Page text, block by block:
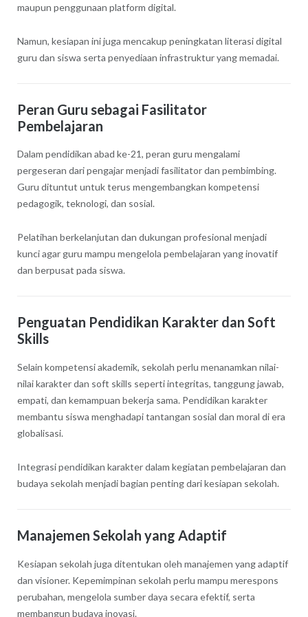
maupun penggunaan platform digital.
Namun, kesiapan ini juga mencakup peningkatan literasi digital
guru dan siswa serta penyediaan infrastruktur yang memadai.
Peran Guru sebagai Fasilitator
Pembelajaran
Dalam pendidikan abad ke-21, peran guru mengalami
pergeseran dari pengajar menjadi fasilitator dan pembimbing.
Guru dituntut untuk terus mengembangkan kompetensi
pedagogik, teknologi, dan sosial.
Pelatihan berkelanjutan dan dukungan profesional menjadi
kunci agar guru mampu mengelola pembelajaran yang inovatif
dan berpusat pada siswa.
Penguatan Pendidikan Karakter dan Soft
Skills
Selain kompetensi akademik, sekolah perlu menanamkan nilai-
nilai karakter dan soft skills seperti integritas, tanggung jawab,
empati, dan kemampuan bekerja sama. Pendidikan karakter
membantu siswa menghadapi tantangan sosial dan moral di era
globalisasi.
Integrasi pendidikan karakter dalam kegiatan pembelajaran dan
budaya sekolah menjadi bagian penting dari kesiapan sekolah.
Manajemen Sekolah yang Adaptif
Kesiapan sekolah juga ditentukan oleh manajemen yang adaptif
dan visioner. Kepemimpinan sekolah perlu mampu merespons
perubahan, mengelola sumber daya secara efektif, serta
membangun budaya inovasi.